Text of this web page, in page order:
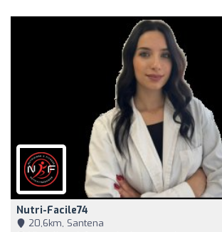
Nutri-Facile74
20,6km, Santena